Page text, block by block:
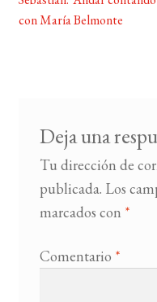
de
con María Belmonte
Deja una
Tu dirección de
publicada. Los
marcados con *
Comentario *